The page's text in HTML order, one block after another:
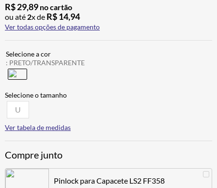
R$29,89 no cartão
ou até 2x de R$14,94
Ver todas opções de pagamento
: PRETO/TRANSPARENTE
U
Ver tabela de medidas
Compre junto
Pinlock para Capacete LS2 FF358
9º CALÇA
10º BOTAS